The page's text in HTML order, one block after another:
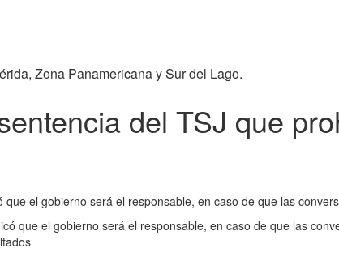
Zona Panamericana y Sur del Lago.
del TSJ que
que el gobierno será el responsable, en caso de que las
que el gobierno será el responsable, en caso de que las